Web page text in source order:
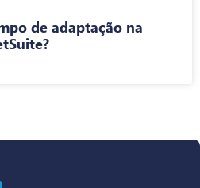
de adaptação na